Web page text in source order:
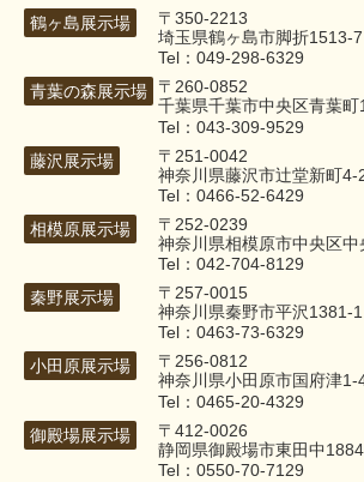
鶴ヶ島展示場
〒350-2213
埼玉県鶴ヶ島市脚折1513-7
Tel：049-298-6329
青葉の森展示場
〒260-0852
千葉県千葉市中央区青葉町
Tel：043-309-9529
藤沢展示場
〒251-0042
神奈川県藤沢市辻堂新町4-
Tel：0466-52-6429
相模原展示場
〒252-0239
神奈川県相模原市中央区中
Tel：042-704-8129
秦野展示場
〒257-0015
神奈川県秦野市平沢1381-1
Tel：0463-73-6329
小田原展示場
〒256-0812
神奈川県小田原市国府津1-
Tel：0465-20-4329
御殿場展示場
〒412-0026
静岡県御殿場市東田中1884
Tel：0550-70-7129